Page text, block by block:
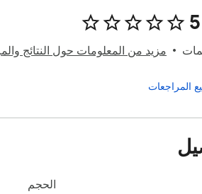
and share your thoughts and
مزيد من المعلومات حول النتائج
المراجعات
الحجم